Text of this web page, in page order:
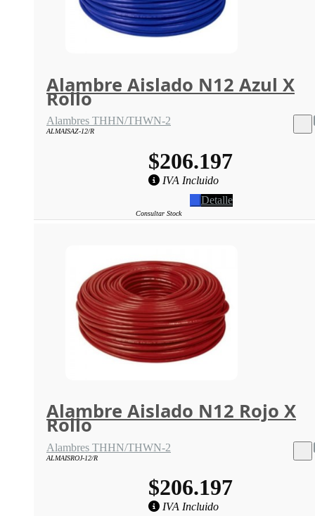
Alambre Aislado N12 Azul X
Rollo
Alambres THHN/THWN-2
ALMAISAZ-12/R
$206.197
IVA Incluido
Detalle
Consultar Stock
Alambre Aislado N12 Rojo X
Rollo
Alambres THHN/THWN-2
ALMAISROJ-12/R
$206.197
IVA Incluido